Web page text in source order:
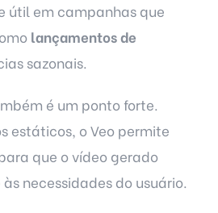
útil em campanhas que
lançamentos de
sazonais.
é um ponto forte.
estáticos, o Veo permite
que o vídeo gerado
necessidades do usuário.